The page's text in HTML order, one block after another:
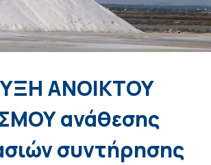
ΑΝΟΙΚΤΟΥ
ανάθεσης
συντήρησης